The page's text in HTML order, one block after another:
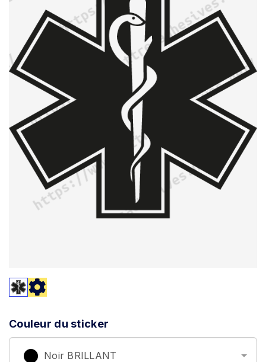
Couleur du sticker
Noir BRILLANT